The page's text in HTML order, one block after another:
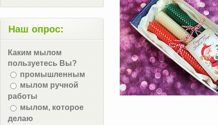
Наш опрос:
Каким мылом
пользуетесь Вы?
промышленным
мылом ручной
работы
мылом, которое
делаю